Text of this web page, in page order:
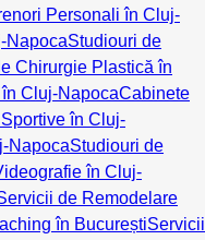
Personali în Cluj-
NapocaStudiouri de
Chirurgie Plastică în
Cluj-NapocaCabinete
în Cluj-
NapocaStudiouri de
în Cluj-
de Remodelare
în BucureștiServicii